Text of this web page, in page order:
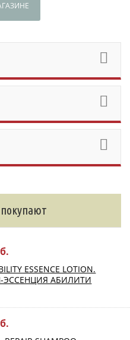
ESSENCE LOTION.
ЭССЕНЦИЯ АБИЛИТИ